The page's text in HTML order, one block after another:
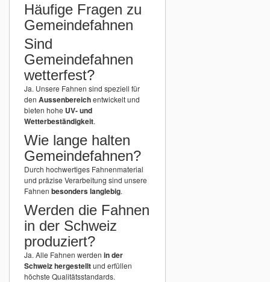
Häufige Fragen zu
Gemeindefahnen
Sind
Gemeindefahnen
wetterfest?
Ja. Unsere Fahnen sind speziell für
den Aussenbereichentwickelt und
bieten hohe UV- und
Wetterbeständigkeit.
Wie lange halten
Gemeindefahnen?
Durch hochwertiges Fahnenmaterial
und präzise Verarbeitung sind unsere
Fahnen besonders langlebig.
Werden die Fahnen
in der Schweiz
produziert?
Ja. Alle Fahnen werden in der
Schweiz hergestelltund erfüllen
höchste Qualitätsstandards.